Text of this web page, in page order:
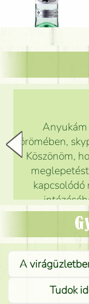
Anyukám
örömében,
Köszönöm,
A
Tudok